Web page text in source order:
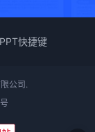
PPT快捷键
公司.